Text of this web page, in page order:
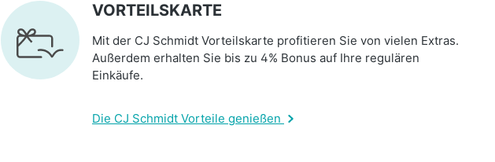
VORTEILSKARTE
Mit der CJ Schmidt Vorteilskarte profitieren Sie von vielen Extras.
Außerdem erhalten Sie bis zu 4% Bonus auf Ihre regulären
Einkäufe.
Die CJ Schmidt Vorteile genießen